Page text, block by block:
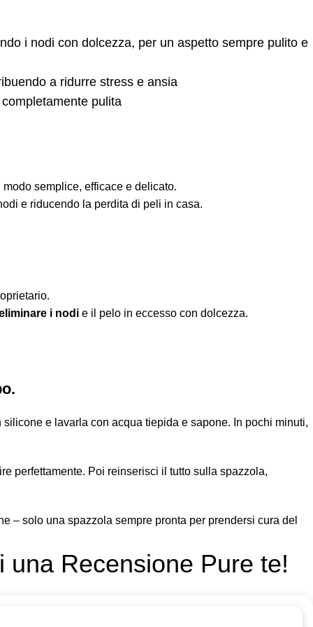
i nodi con dolcezza, per un aspetto sempre pulito e
a ridurre stress e ansia
pulita
semplice, efficace e delicato.
e riducendo la perdita di peli in casa.
i nodi e il pelo in eccesso con dolcezza.
e lavarla con acqua tiepida e sapone. In pochi minuti,
perfettamente. Poi reinserisci il tutto sulla spazzola,
– solo una spazzola sempre pronta per prendersi cura del
Recensione Pure te!